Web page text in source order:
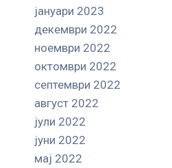
јануари 2023
декември 2022
ноември 2022
октомври 2022
септември 2022
август 2022
јули 2022
јуни 2022
мај 2022